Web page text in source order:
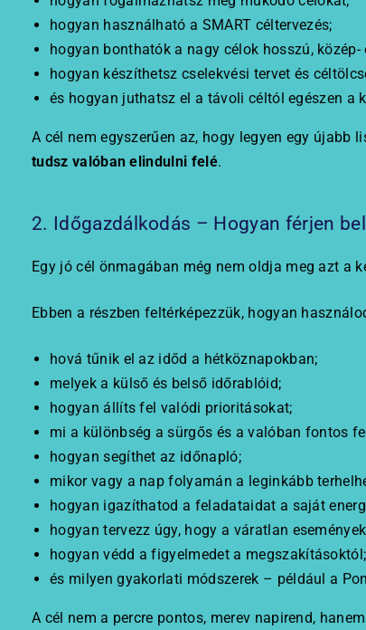
hogyan használható a SMART céltervezés;
hogyan bonthatók a nagy célok hosszú, közép-
hogyan készíthetsz cselekvési tervet és
és hogyan juthatsz el a távoli céltól egészen a
A cél nem egyszerűen az, hogy legyen egy újabb
tudsz valóban elindulni felé.
2. Időgazdálkodás – Hogyan férjen
Egy jó cél önmagában még nem oldja meg azt a
Ebben a részben feltérképezzük, hogyan
hová tűnik el az időd a hétköznapokban;
melyek a külső és belső időrablóid;
hogyan állíts fel valódi prioritásokat;
mi a különbség a sürgős és a valóban fontos
hogyan segíthet az időnapló;
mikor vagy a nap folyamán a leginkább
hogyan igazíthatod a feladataidat a saját
hogyan tervezz úgy, hogy a váratlan
hogyan védd a figyelmedet a megszakításoktól;
és milyen gyakorlati módszerek – például a
A cél nem a percre pontos, merev napirend,